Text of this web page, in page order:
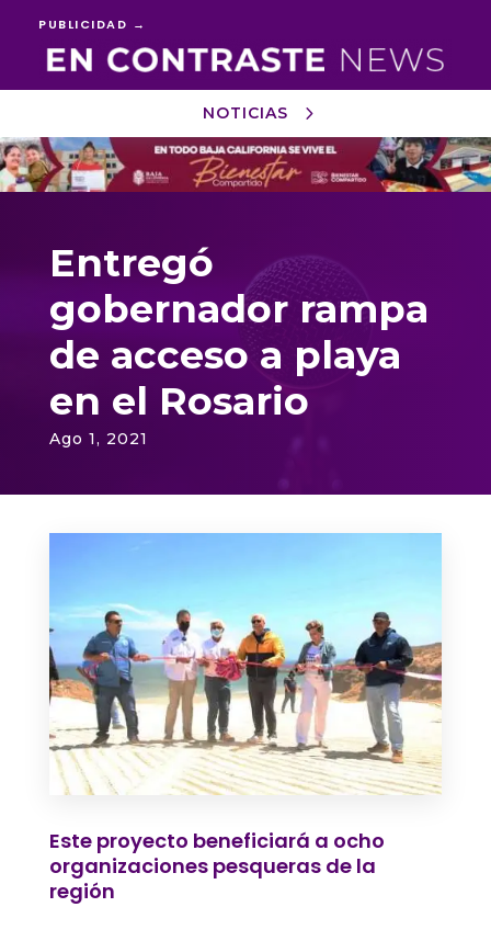
PUBLICIDAD →
NOTICIAS
Reproductor
de
vídeo
Entregó
gobernador rampa
de acceso a playa
en el Rosario
Ago 1, 2021
Este proyecto beneficiará a ocho
organizaciones pesqueras de la
región